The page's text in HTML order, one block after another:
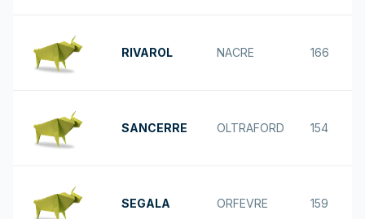
RIVAROL NACRE 166
SANCERRE OLTRAFORD 154
SEGALA ORFEVRE 159